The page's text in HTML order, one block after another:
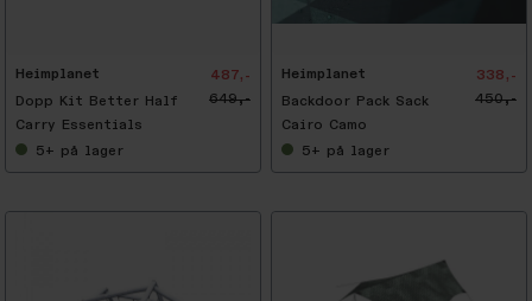
Heimplanet
Dopp Kit Better Half
487,-
649,-
Carry Essentials
5+ på lager
Heimplanet
Backdoor Pack Sack
338,-
450,-
Cairo Camo
5+ på lager